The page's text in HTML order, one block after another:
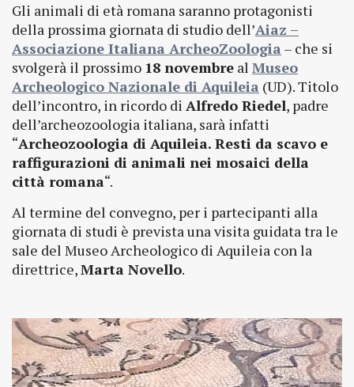
Gli animali di età romana saranno protagonisti
della prossima giornata di studio dell’Aiaz –
Associazione Italiana ArcheoZoologia – che si
svolgerà il prossimo 18 novembre al Museo
Archeologico Nazionale di Aquileia (UD). Titolo
dell’incontro, in ricordo di Alfredo Riedel, padre
dell’archeozoologia italiana, sarà infatti
“Archeozoologia di Aquileia. Resti da scavo e
raffigurazioni di animali nei mosaici della
città romana“.
Al termine del convegno, per i partecipanti alla
giornata di studi è prevista una visita guidata tra le
sale del Museo Archeologico di Aquileia con la
direttrice,Marta Novello.